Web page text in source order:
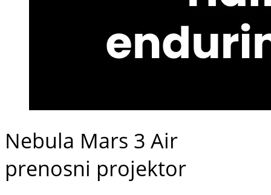
Nebula Mars 3 Air
prenosni projektor